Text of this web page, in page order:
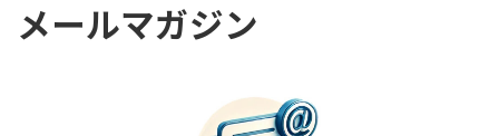
メールマガジン